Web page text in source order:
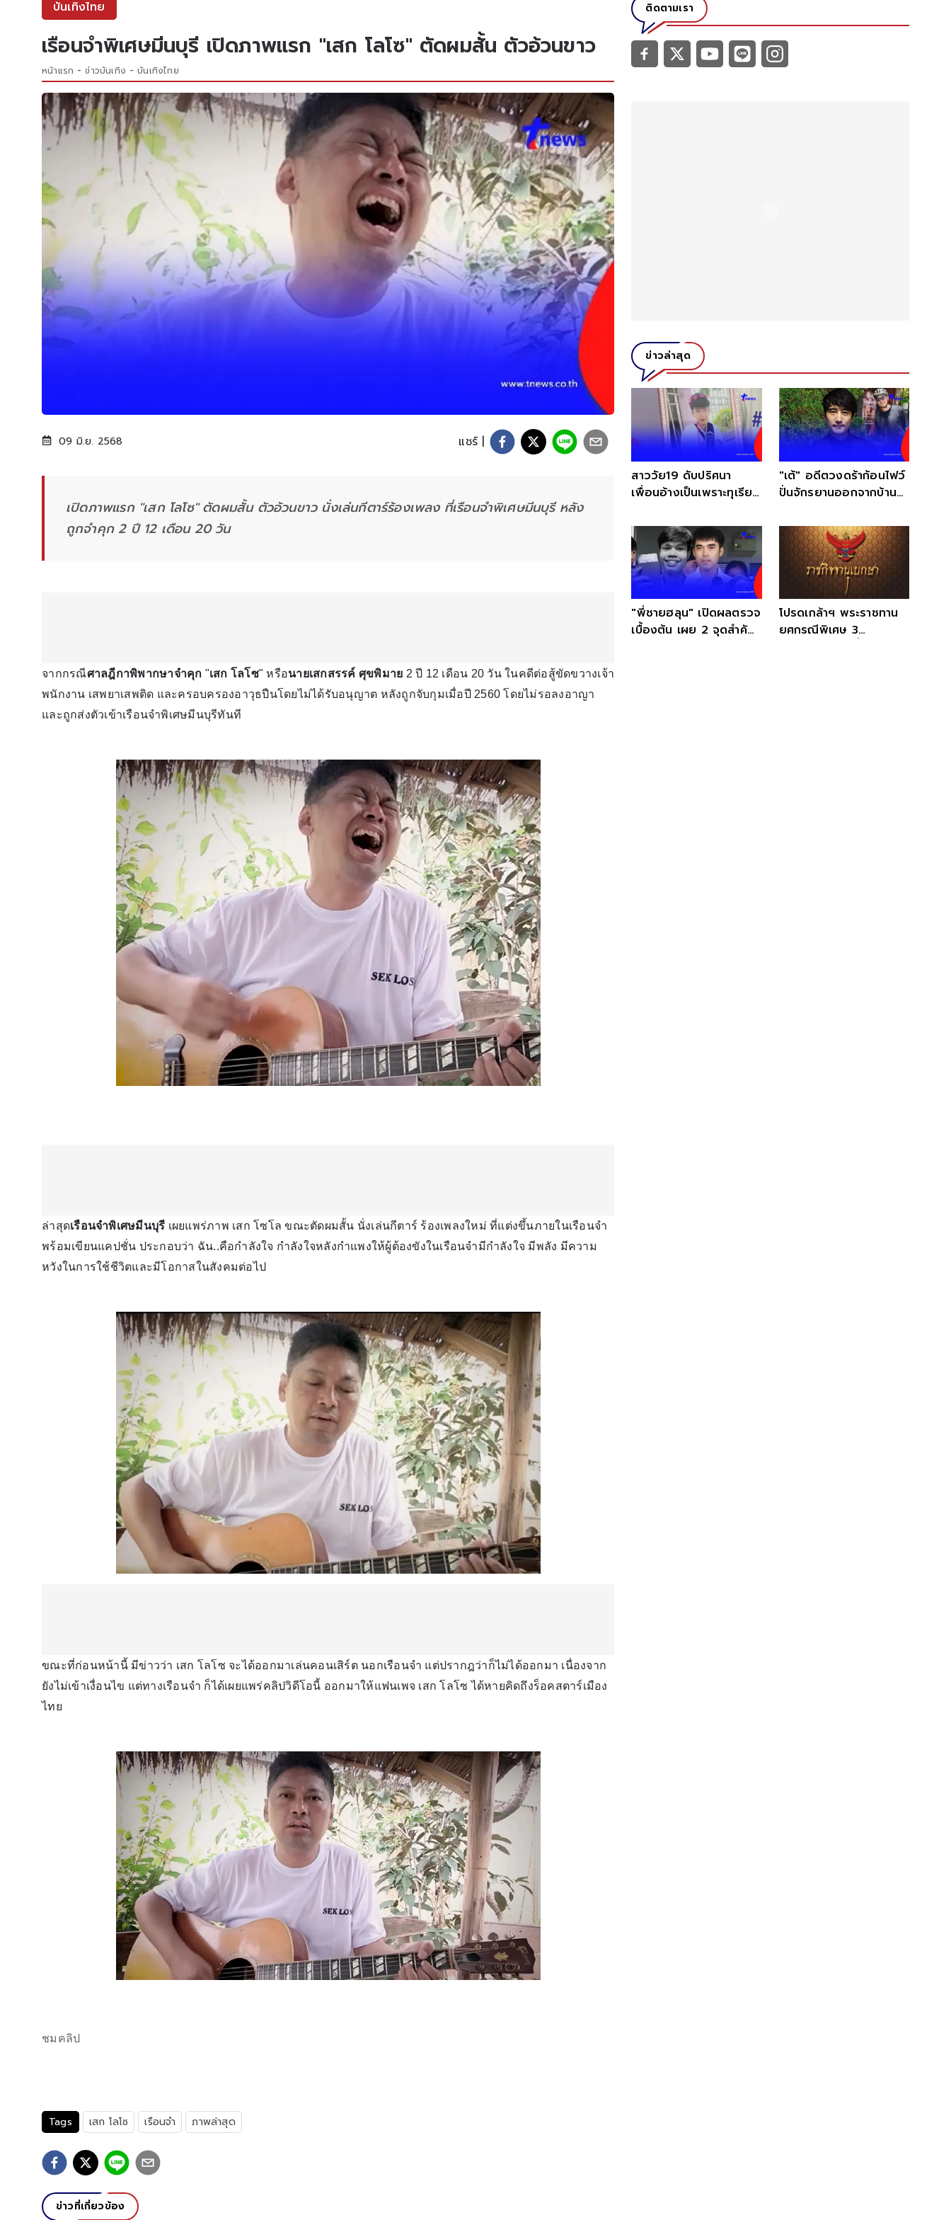
บันเทิงไทย
เรือนจำพิเศษมีนบุรี เปิดภาพแรก "เสก โลโซ" ตัดผมสั้น ตัวอ้วนขาว
หน้าแรก ข่าวบันเทิง บันเทิงไทย
09 มิ.ย. 2568 แชร์ |
เปิดภาพแรก "เสก โลโซ" ตัดผมสั้น ตัวอ้วนขาว นั่งเล่นกีตาร์ร้องเพลง ที่เรือนจำพิเศษมีนบุรี หลัง
ถูกจำคุก 2 ปี 12 เดือน 20 วัน
จากกรณีศาลฎีกาพิพากษาจำคุก "เสก โลโซ" หรือนายเสกสรรค์ ศุขพิมาย 2 ปี 12 เดือน 20 วัน ในคดีต่อสู้ขัดขวางเจ้า
พนักงาน เสพยาเสพติด และครอบครองอาวุธปืนโดยไม่ได้รับอนุญาต หลังถูกจับกุมเมื่อปี 2560 โดยไม่รอลงอาญา
และถูกส่งตัวเข้าเรือนจำพิเศษมีนบุรีทันที
ล่าสุดเรือนจำพิเศษมีนบุรี เผยแพร่ภาพ เสก โซโล ขณะตัดผมสั้น นั่งเล่นกีตาร์ ร้องเพลงใหม่ ที่แต่งขึ้นภายในเรือนจำ
พร้อมเขียนแคปชั่น ประกอบว่า ฉัน..คือกำลังใจ กำลังใจหลังกำแพงให้ผู้ต้องขังในเรือนจำมีกำลังใจ มีพลัง มีความ
หวังในการใช้ชีวิตและมีโอกาสในสังคมต่อไป
ขณะที่ก่อนหน้านี้ มีข่าวว่า เสก โลโซ จะได้ออกมาเล่นคอนเสิร์ต นอกเรือนจำ แต่ปรากฎว่าก็ไม่ได้ออกมา เนื่องจาก
ยังไม่เข้าเงื่อนไข แต่ทางเรือนจำ ก็ได้เผยแพร่คลิปวิดีโอนี้ ออกมาให้แฟนเพจ เสก โลโซ ได้หายคิดถึงร็อคสตาร์เมือง
ไทย
ชมคลิป
Tags เสก โลโซ เรือนจำ ภาพล่าสุด
ข่าวที่เกี่ยวข้อง
ติดตามเรา
ข่าวล่าสุด
สาววัย19 ดับปริศนา
เพื่อนอ้างเป็นเพราะทุเรียน
"เต้" อดีตวงดร้าก้อนไฟว์
ปั่นจักรยานออกจากบ้าน
"พี่ชายฮลุน" เปิดผลตรวจ
เบื้องต้น เผย 2 จุดสำคัญ
โปรดเกล้าฯ พระราชทาน
ยศกรณีพิเศษ 3